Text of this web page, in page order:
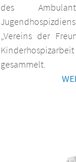
des
„Vereins der
gesammelt.